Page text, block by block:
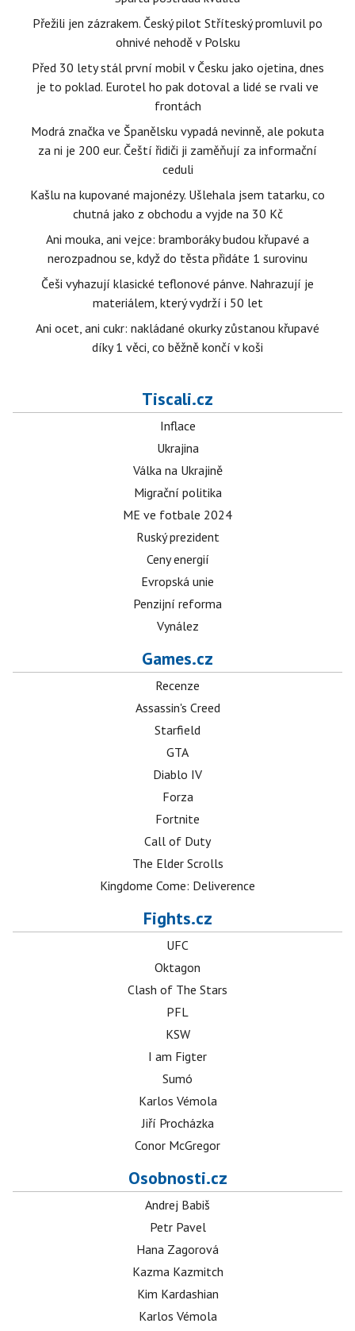
Přežili jen zázrakem. Český pilot Stříteský promluvil po
ohnivé nehodě v Polsku
Před 30 lety stál první mobil v Česku jako ojetina, dnes
je to poklad. Eurotel ho pak dotoval a lidé se rvali ve
frontách
Modrá značka ve Španělsku vypadá nevinně, ale pokuta
za ni je 200 eur. Čeští řidiči ji zaměňují za informační
ceduli
Kašlu na kupované majonézy. Ušlehala jsem tatarku, co
chutná jako z obchodu a vyjde na 30 Kč
Ani mouka, ani vejce: bramboráky budou křupavé a
nerozpadnou se, když do těsta přidáte 1 surovinu
Češi vyhazují klasické teflonové pánve. Nahrazují je
materiálem, který vydrží i 50 let
Ani ocet, ani cukr: nakládané okurky zůstanou křupavé
díky 1 věci, co běžně končí v koši
Tiscali.cz
Inflace
Ukrajina
Válka na Ukrajině
Migrační politika
ME ve fotbale 2024
Ruský prezident
Ceny energií
Evropská unie
Penzijní reforma
Vynález
Games.cz
Recenze
Assassin's Creed
Starfield
GTA
Diablo IV
Forza
Fortnite
Call of Duty
The Elder Scrolls
Kingdome Come: Deliverence
Fights.cz
UFC
Oktagon
Clash of The Stars
PFL
KSW
I am Figter
Sumó
Karlos Vémola
Jiří Procházka
Conor McGregor
Osobnosti.cz
Andrej Babiš
Petr Pavel
Hana Zagorová
Kazma Kazmitch
Kim Kardashian
Karlos Vémola